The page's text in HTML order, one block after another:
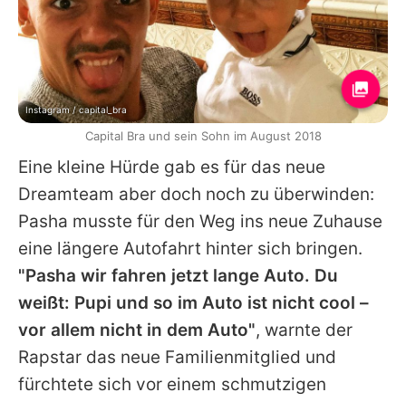
Eine kleine Hürde gab es für das neue
Dreamteam aber doch noch zu überwinden:
Pasha musste für den Weg ins neue Zuhause
eine längere Autofahrt hinter sich bringen.
"Pasha wir fahren jetzt lange Auto. Du
weißt: Pupi und so im Auto ist nicht cool –
vor allem nicht in dem Auto", warnte der
Rapstar das neue Familienmitglied und
fürchtete sich vor einem schmutzigen
Instagram / capital_bra
Capital Bra und sein Sohn im August 2018